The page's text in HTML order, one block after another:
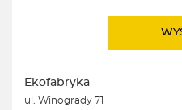
Ekofabryka
ul. Winogrady 71